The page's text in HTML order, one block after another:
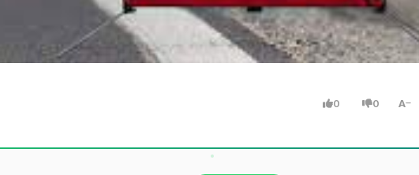
0 0 A